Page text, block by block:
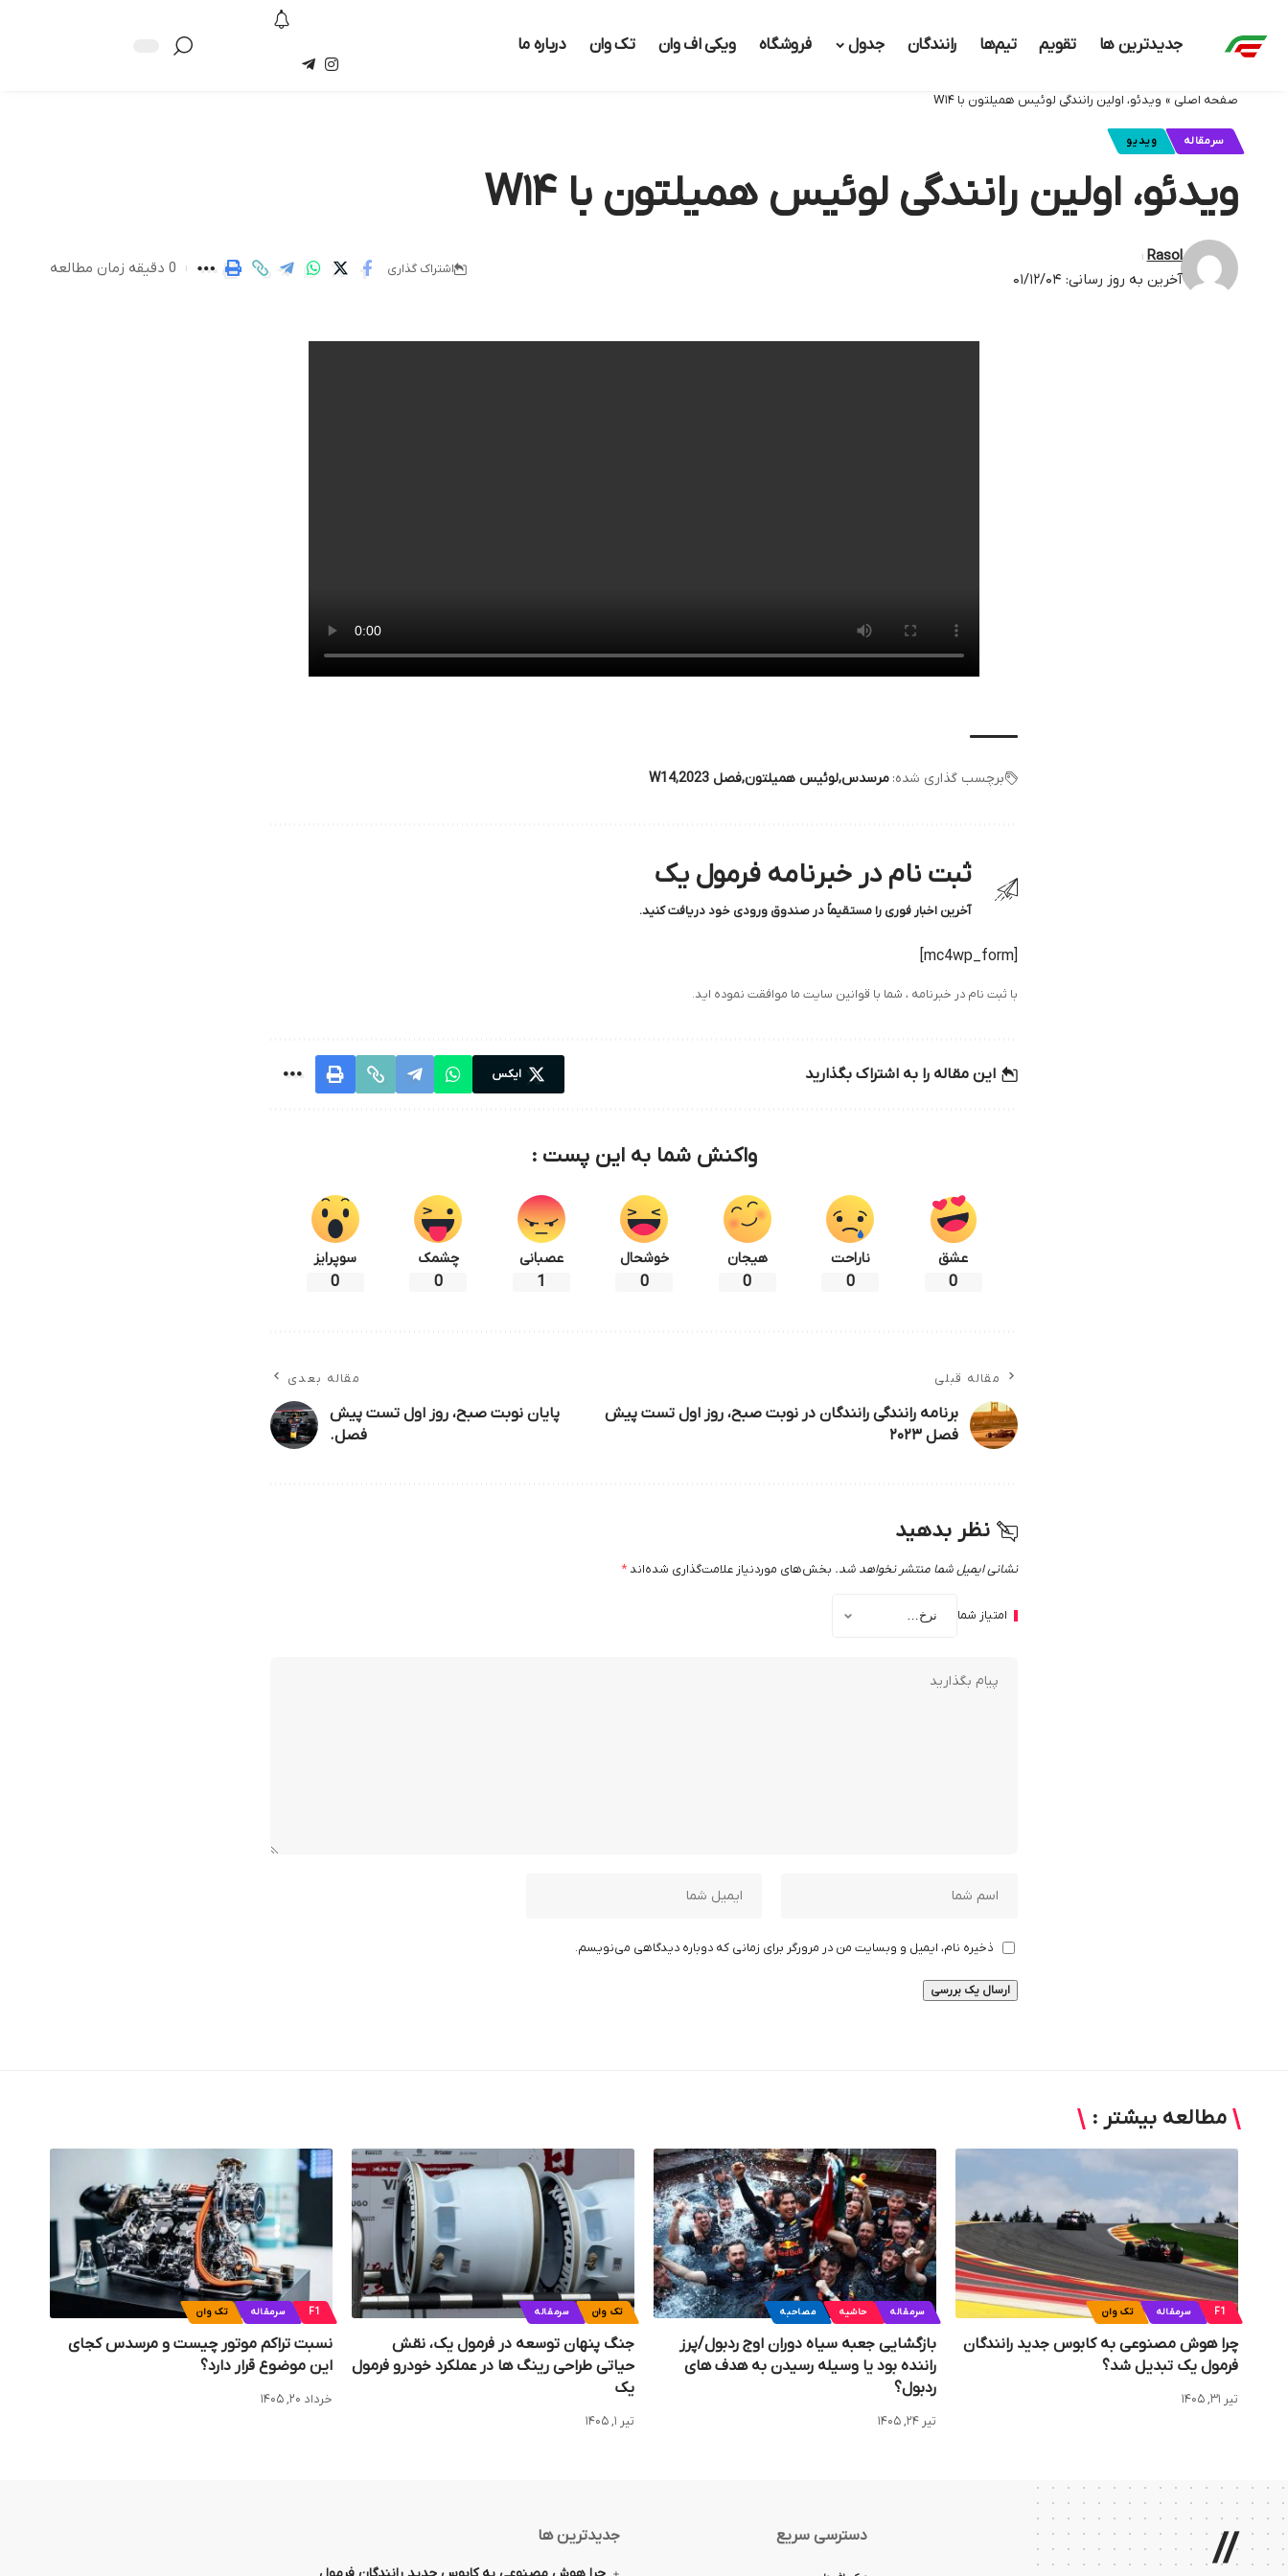
جدیدترین ها تقویم تیم‌ها رانندگان جدول فروشگاه ویکی اف وان تک وان درباره ما
صفحه اصلی » ویدئو، اولین رانندگی لوئیس همیلتون با W۱۴
سرمقاله ویدیو
ویدئو، اولین رانندگی لوئیس همیلتون با W۱۴
آخرین به روز رسانی: ۰۱/۱۲/۰۴
Rasol
اشتراک گذاری 0 دقیقه زمان مطالعه
برچسب گذاری شده: مرسدسلوئیس همیلتونفصل 2023 W14
ثبت نام در خبرنامه فرمول یک
آخرین اخبار فوری را مستقیماً در صندوق ورودی خود دریافت کنید.
[mc4wp_form]
با ثبت نام در خبرنامه ، شما با قوانین سایت ما موافقت نموده اید.
این مقاله را به اشتراک بگذارید ایکس
واکنش شما به این پست :
عشق
0
ناراحت
0
هیجان
0
خوشحال
0
عصبانی
1
چشمک
0
سوپرایز
0
مقاله قبلی
برنامه رانندگی رانندگان در نوبت صبح، روز اول تست پیش
فصل ۲۰۲۳
مقاله بعدی
پایان نوبت صبح، روز اول تست پیش
فصل.
نظر بدهید
نشانی ایمیل شما منتشر نخواهد شد. بخش‌های موردنیاز علامت‌گذاری شده‌اند*
امتیاز شما
ذخیره نام، ایمیل و وبسایت من در مرورگر برای زمانی که دوباره دیدگاهی می‌نویسم.
مطالعه بیشتر :
F1 سرمقاله تک وان
چرا هوش مصنوعی به کابوس جدید رانندگان
فرمول یک تبدیل شد؟
تیر ۳۱, ۱۴۰۵
سرمقاله حاشیه مصاحبه
بازگشایی جعبه سیاه دوران اوج ردبول/پرز
راننده بود یا وسیله رسیدن به هدف های
ردبول؟
تیر ۲۴, ۱۴۰۵
تک وان سرمقاله
جنگ پنهان توسعه در فرمول یک، نقش
حیاتی طراحی رینگ‌ ها در عملکرد خودرو فرمول
یک
تیر ۱, ۱۴۰۵
F1 سرمقاله تک وان
نسبت تراکم موتور چیست و مرسدس کجای
این موضوع قرار دارد؟
خرداد ۲۰, ۱۴۰۵
// دسترسی سریع جدیدترین ها